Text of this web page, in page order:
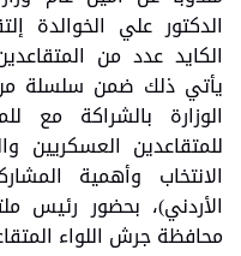
الدكتور علي الخوالدة
الكايد عدد من
يأتي ذلك ضمن سلسلة من
الوزارة بالشراكة مع
للمتقاعدين العسكريين
الانتخاب وأهمية
الأردني)، بحضور رئيس
محافظة جرش اللواء